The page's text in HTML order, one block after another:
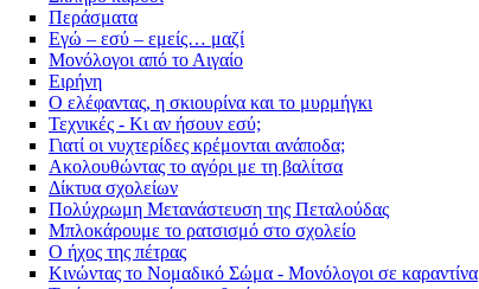
Περάσματα
Εγώ – εσύ – εμείς… μαζί
Μονόλογοι από το Αιγαίο
Ειρήνη
Ο ελέφαντας, η σκιουρίνα και το μυρμήγκι
Τεχνικές - Κι αν ήσουν εσύ;
Γιατί οι νυχτερίδες κρέμονται ανάποδα;
Ακολουθώντας το αγόρι με τη βαλίτσα
Δίκτυα σχολείων
Πολύχρωμη Μετανάστευση της Πεταλούδας
Μπλοκάρουμε το ρατσισμό στο σχολείο
Ο ήχος της πέτρας
Κινώντας το Νομαδικό Σώμα - Μονόλογοι σε καραντίνα